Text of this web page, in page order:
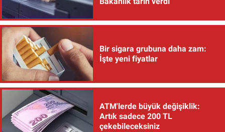
Bir sigara grubuna daha zam:
İşte yeni fiyatlar
ATM'lerde büyük değişiklik:
Artık sadece 200 TL
çekebileceksiniz